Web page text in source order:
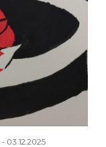
- 03.12.2025